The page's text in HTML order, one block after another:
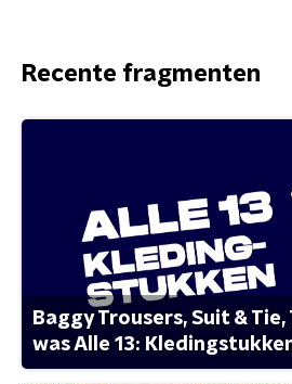
Recente fragmenten
Baggy Trousers, Suit &
was Alle 13: